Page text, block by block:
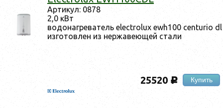
Ар­ти­кул: 0878
2,0 кВт
во­донаг­ре­ватель electrolux ewh100 centurio dl
из­го­тов­лен из нер­жа­ве­ющей ста­ли
25520c Купить